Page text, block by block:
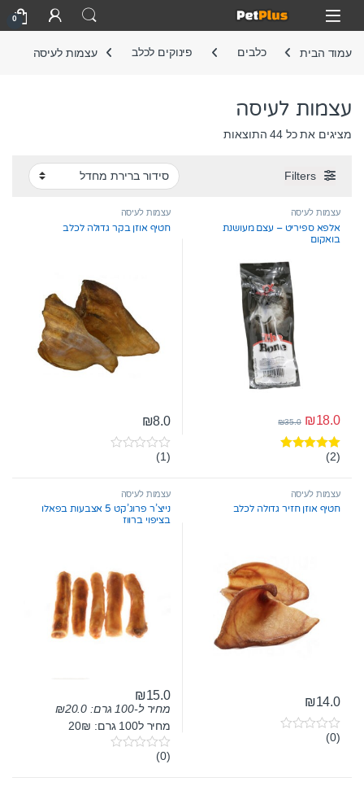
Skip to navigation
Skip to content
Open
0
עמוד הבית כלבים פינוקים לכלב עצמות לעיסה
עצמות לעיסה
מציגים את כל ⁦44⁩ התוצאות
Filters
עצמות לעיסה
אלפא ספיריט – עצם מעושנת
בואקום
₪18.0
₪35.0
דורג(2)
עצמות לעיסה
חטיף אוזן בקר גדולה לכלב
₪8.0
0
t
o
f
5
(1)
עצמות לעיסה
חטיף אוזן חזיר גדולה לכלב
₪14.0
0(0)
עצמות לעיסה
נייצ’ר פרוג’קט 5 אצבעות בפאלו
בציפוי ברווז
₪15.0
מחיר ל-100 גרם: ₪20.0
מחיר ל100 גרם: 20₪
0(0)